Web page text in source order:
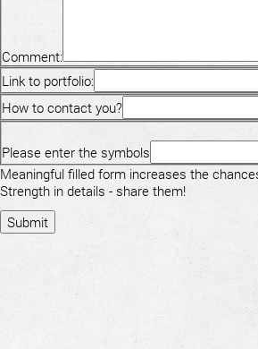
Comment:
Link to portfolio:
How to contact you?
Please enter the symbols
Meaningful filled form increases the
Strength in details - share them!